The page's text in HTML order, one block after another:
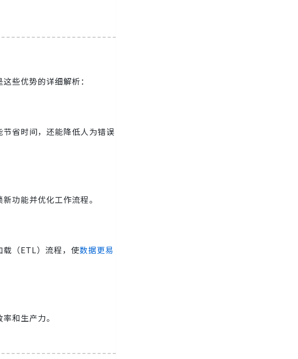
些优势的详细解析：
省时间，还能降低人为错误
功能并优化工作流程。
载（ETL）流程，使数据更易
和生产力。